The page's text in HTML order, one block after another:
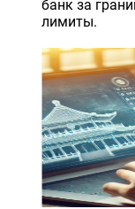
банк за
лимиты.